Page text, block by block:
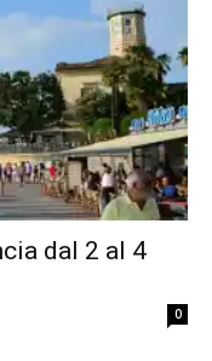
dal 2 al 4
0